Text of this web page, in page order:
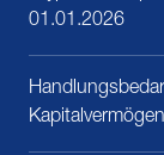
01.01.2026
Kapitalvermögen